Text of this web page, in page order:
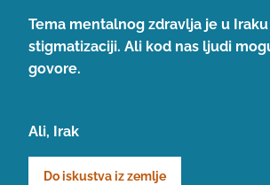
Tema mentalnog zdravlja je u
stigmatizaciji. Ali kod nas ljudi
govore.
Ali, Irak
Do iskustva iz zemlje